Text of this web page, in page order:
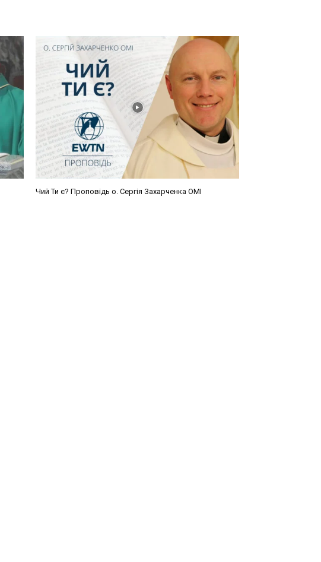
Чий Ти є? Проповідь о. Сергія Захарченка ОМІ